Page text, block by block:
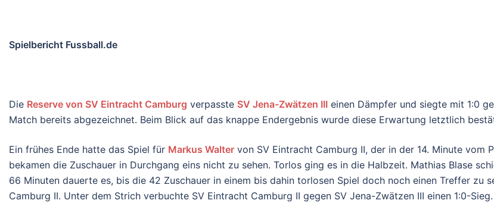
Spielbericht Fussball.de
Die Reserve von SV Eintracht Camburg verpasste SV Jena-Zwätzen III einen Dämpfer und siegte mit 1:0
Match bereits abgezeichnet. Beim Blick auf das knappe Endergebnis wurde diese Erwartung letztlich
Ein frühes Ende hatte das Spiel für Markus Walter von SV Eintracht Camburg II, der in der 14. Minute vom
bekamen die Zuschauer in Durchgang eins nicht zu sehen. Torlos ging es in die Halbzeit. Mathias Blase
66 Minuten dauerte es, bis die 42 Zuschauer in einem bis dahin torlosen Spiel doch noch einen Treffer zu
Camburg II. Unter dem Strich verbuchte SV Eintracht Camburg II gegen SV Jena-Zwätzen III einen 1:0-Sieg.